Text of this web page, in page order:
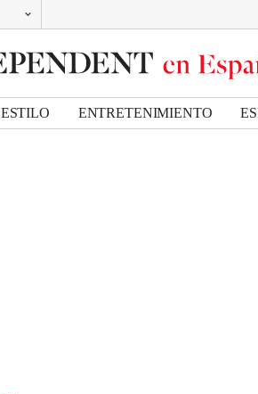
CAMBIAR
ESTILO ENTRETENIMIENTO